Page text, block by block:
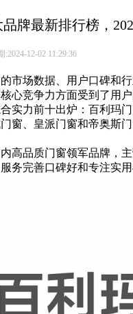
牌最新排行榜，
:2024-12-02 11:29:36
市场数据、用户口碑和
心竞争力方面受到了用户
实力前十出炉：百利玛
窗、皇派门窗和帝奥斯门
高品质门窗领军品牌，
务完善口碑好和专注实